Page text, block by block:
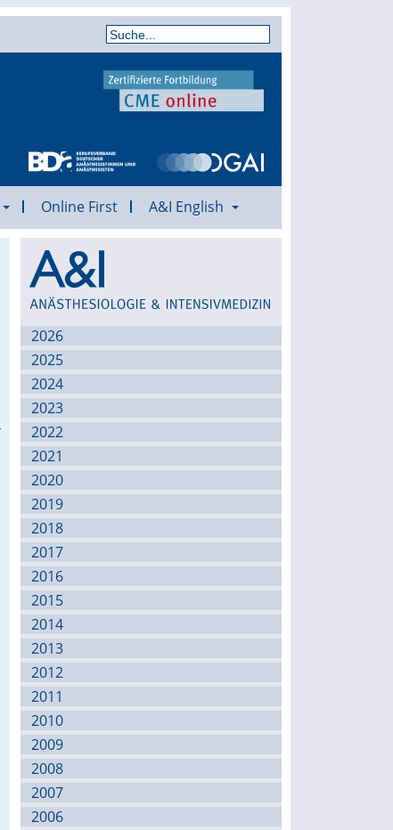
Online First A&I English
Archiv
2026
2025
2024
2023
2022
2021
2020
2019
2018
2017
2016
2015
2014
2013
2012
2011
2010
2009
2008
2007
2006